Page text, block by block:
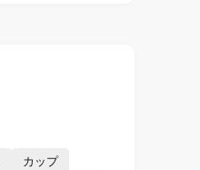
カップ